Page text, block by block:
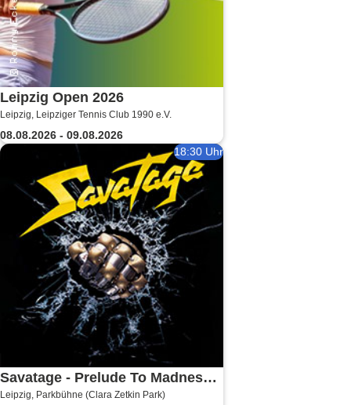
Leipzig Open 2026
Leipzig, Leipziger Tennis Club 1990 e.V.
08.08.2026 - 09.08.2026
18:30 Uhr
Savatage - Prelude To Madness -
Summer Tour 2026
Leipzig, Parkbühne (Clara Zetkin Park)